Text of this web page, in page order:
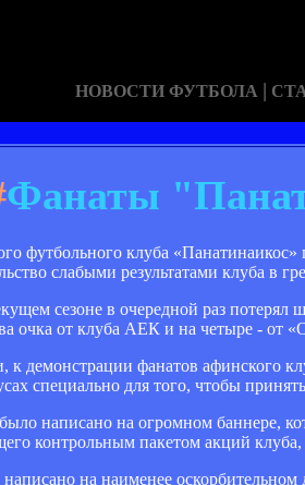
НОВОСТИ ФУТБОЛА |
Фанаты
футбольного клуба
слабыми результатами клуба в
сезоне в очередной раз
очка от клуба АЕК и на четыре - от
демонстрации фанатов афинского
специально для того, чтобы
написано на огромном баннере,
контрольным пакетом акций
на наименее